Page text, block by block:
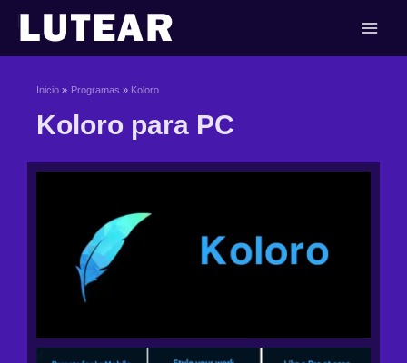
contenido
Inicio Programas Koloro
Koloro para PC